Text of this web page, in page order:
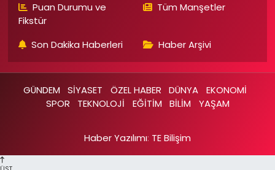
Puan Durumu ve
Fikstür
Tüm Manşetler
Son Dakika Haberleri Haber Arşivi
GÜNDEM SİYASET ÖZEL HABER DÜNYA
EKONOMİ
SPOR
TEKNOLOJİ EĞİTİM BİLİM YAŞAM
Haber Yazılımı: TE Bilişim